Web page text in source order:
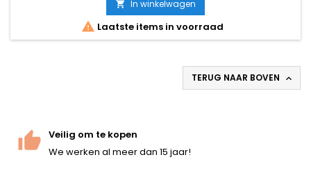
 In winkelwagen
 Laatste items in voorraad
TERUG NAAR BOVEN 
Veilig om te kopen
We werken al meer dan 15 jaar!